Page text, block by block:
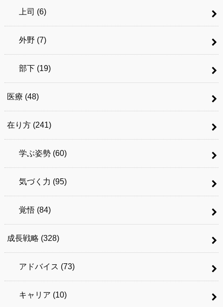
上司 (6)
外野 (7)
部下 (19)
医療 (48)
在り方 (241)
学ぶ姿勢 (60)
気づく力 (95)
覚悟 (84)
成長戦略 (328)
アドバイス (73)
キャリア (10)